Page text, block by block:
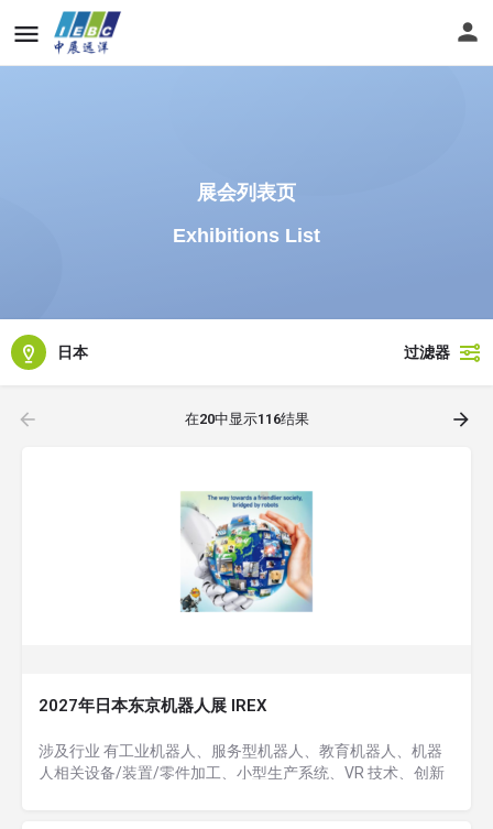
展会列表页
Exhibitions List
日本 过滤器
在20中显示116结果
2027年日本东京机器人展 IREX
涉及行业 有工业机器人、服务型机器人、教育机器人、机器
人相关设备/装置/零件加工、小型生产系统、VR 技术、创新